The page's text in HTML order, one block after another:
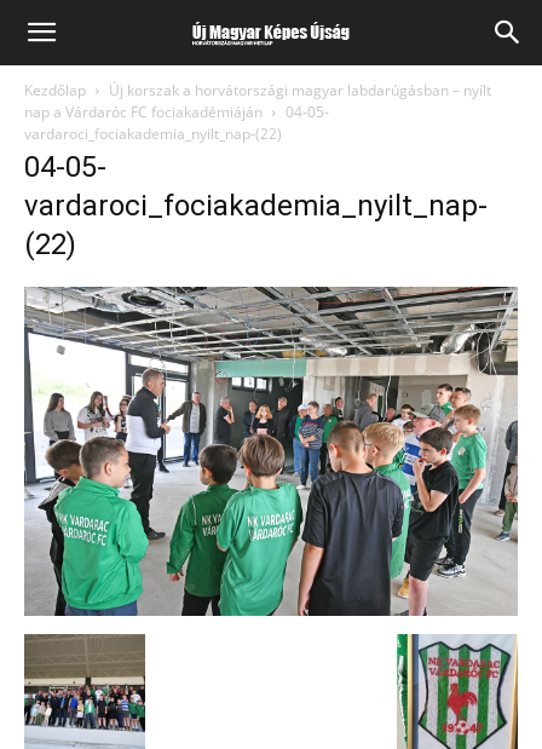
Kezdőlap
Új korszak a horvátországi magyar labdarúgásban – nyílt
nap a Várdaróc FC fociakadémiáján
04-05-
vardaroci_fociakademia_nyilt_nap-(22)
04-05-
vardaroci_fociakademia_nyilt_nap-
(22)